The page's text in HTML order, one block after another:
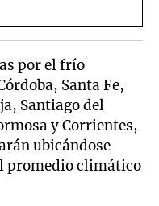
por el frío
Santa Fe,
Santiago del
y Corrientes,
ubicándose
promedio climático